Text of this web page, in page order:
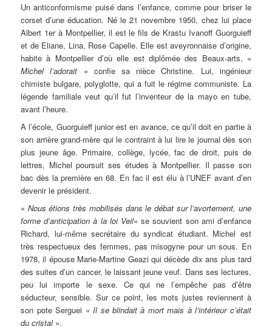
Un anticonformisme puisé dans l’enfance, comme pour briser le
corset d’une éducation. Né le 21 novembre 1950, chez lui place
Albert 1er à Montpellier, il est le fils de Krastu Ivanoff Guorguieff
et de Eliane, Lina, Rose Capelle. Elle est aveyronnaise d’origine,
habite à Montpellier d’où elle est diplômée des Beaux-arts, «
Michel l’adorait » confie sa nièce Christine. Lui, ingénieur
chimiste bulgare, polyglotte, qui a fuit le régime communiste. La
légende familiale veut qu’il fut l’inventeur de la mayo en tube,
avant l’heure.
A l’école, Guorguieff junior est en avance, ce qu’il doit en partie à
son arrière grand-mère qui le contraint à lui lire le journal dès son
plus jeune âge. Primaire, collège, lycée, fac de droit, puis de
lettres, Michel poursuit ses études à Montpellier. Il passe son
bac dès la première en 68. En fac il est élu à l’UNEF avant d’en
devenir le président.
« Nous étions très mobilisés dans le débat sur l’avortement, une
forme d’anticipation à la loi Veil» se souvient son ami d’enfance
Richard, lui-même secrétaire du syndicat étudiant. Michel est
très respectueux des femmes, pas misogyne pour un sous. En
1978, il épouse Marie-Martine Geazi qui décède dix ans plus tard
des suites d’un cancer, le laissant jeune veuf. Dans ses lectures,
peu lui importe le sexe. Ce qui ne l’empêche pas d’être
séducteur, sensible. Sur ce point, les mots justes reviennent à
son pote Serguei « Il se blindait à mort mais à l’intérieur c’était
du cristal».